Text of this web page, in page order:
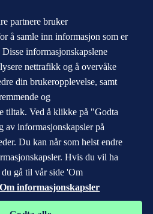
Horizon Graphic og Det Norske
Norske Veritas-konsernet. Alle
partnere bruker
å samle inn informasjon som er
informasjonskapslene
nettrafikk og å overvåke
din brukeropplevelse, samt
og
tiltak. Ved å klikke på "Godta
av informasjonskapsler på
Du kan når som helst endre
Hvis du vil ha
gå til vår side 'Om
Om informasjonskapsler